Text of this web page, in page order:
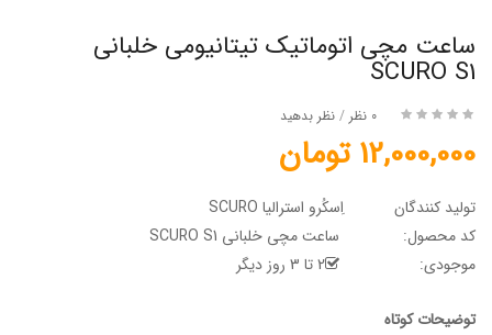
ساعت مچی اتوماتیک تیتانیومی خلبانی
SCURO S1
0 نظر / نظر بدهید
12,000,000 تومان
تولید کنندگان
اِسکُرو استرالیا SCURO
کد محصول:
ساعت مچی خلبانی SCURO S1
موجودی:
2 تا 3 روز دیگر
توضیحات کوتاه